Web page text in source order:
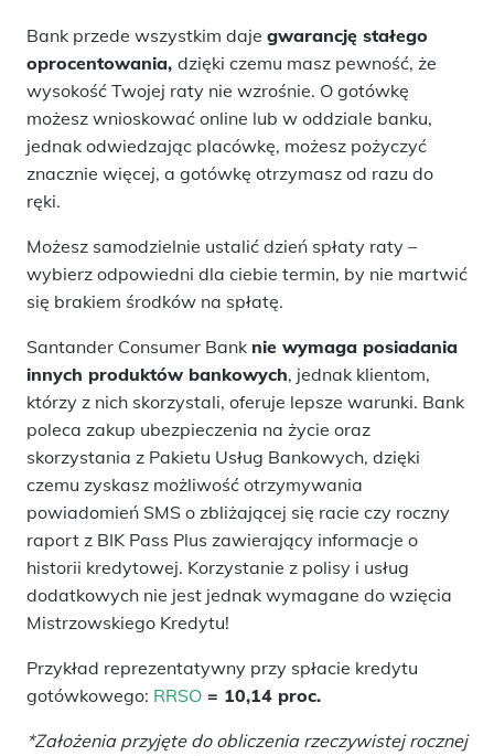
Bank przede wszystkim daje gwarancję stałego
oprocentowania, dzięki czemu masz pewność, że
wysokość Twojej raty nie wzrośnie. O gotówkę
możesz wnioskować online lub w oddziale banku,
jednak odwiedzając placówkę, możesz pożyczyć
znacznie więcej, a gotówkę otrzymasz od razu do
ręki.
Możesz samodzielnie ustalić dzień spłaty raty –
wybierz odpowiedni dla ciebie termin, by nie martwić
się brakiem środków na spłatę.
Santander Consumer Bank nie wymaga posiadania
innych produktów bankowych, jednak klientom,
którzy z nich skorzystali, oferuje lepsze warunki. Bank
poleca zakup ubezpieczenia na życie oraz
skorzystania z Pakietu Usług Bankowych, dzięki
czemu zyskasz możliwość otrzymywania
powiadomień SMS o zbliżającej się racie czy roczny
raport z BIK Pass Plus zawierający informacje o
historii kredytowej. Korzystanie z polisy i usług
dodatkowych nie jest jednak wymagane do wzięcia
Mistrzowskiego Kredytu!
Przykład reprezentatywny przy spłacie kredytu
gotówkowego: RRSO = 10,14 proc.
*Założenia przyjęte do obliczenia rzeczywistej rocznej